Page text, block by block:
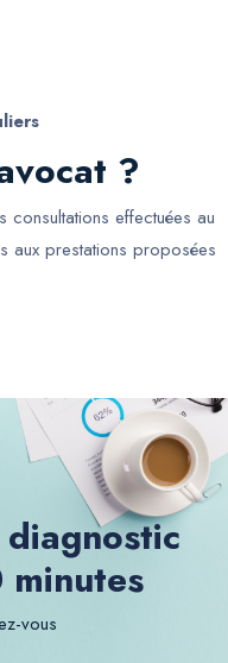
?
consultations effectuées au
aux prestations proposées
vous